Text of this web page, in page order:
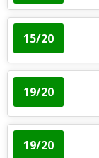
15/20
19/20
19/20